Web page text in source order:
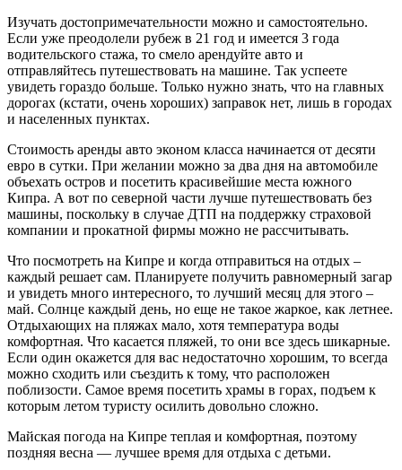
Изучать достопримечательности можно и самостоятельно.
Если уже преодолели рубеж в 21 год и имеется 3 года
водительского стажа, то смело арендуйте авто и
отправляйтесь путешествовать на машине. Так успеете
увидеть гораздо больше. Только нужно знать, что на главных
дорогах (кстати, очень хороших) заправок нет, лишь в городах
и населенных пунктах.
Стоимость аренды авто эконом класса начинается от десяти
евро в сутки. При желании можно за два дня на автомобиле
объехать остров и посетить красивейшие места южного
Кипра. А вот по северной части лучше путешествовать без
машины, поскольку в случае ДТП на поддержку страховой
компании и прокатной фирмы можно не рассчитывать.
Что посмотреть на Кипре и когда отправиться на отдых –
каждый решает сам. Планируете получить равномерный загар
и увидеть много интересного, то лучший месяц для этого –
май. Солнце каждый день, но еще не такое жаркое, как летнее.
Отдыхающих на пляжах мало, хотя температура воды
комфортная. Что касается пляжей, то они все здесь шикарные.
Если один окажется для вас недостаточно хорошим, то всегда
можно сходить или съездить к тому, что расположен
поблизости. Самое время посетить храмы в горах, подъем к
которым летом туристу осилить довольно сложно.
Майская погода на Кипре теплая и комфортная, поэтому
поздняя весна — лучшее время для отдыха с детьми.